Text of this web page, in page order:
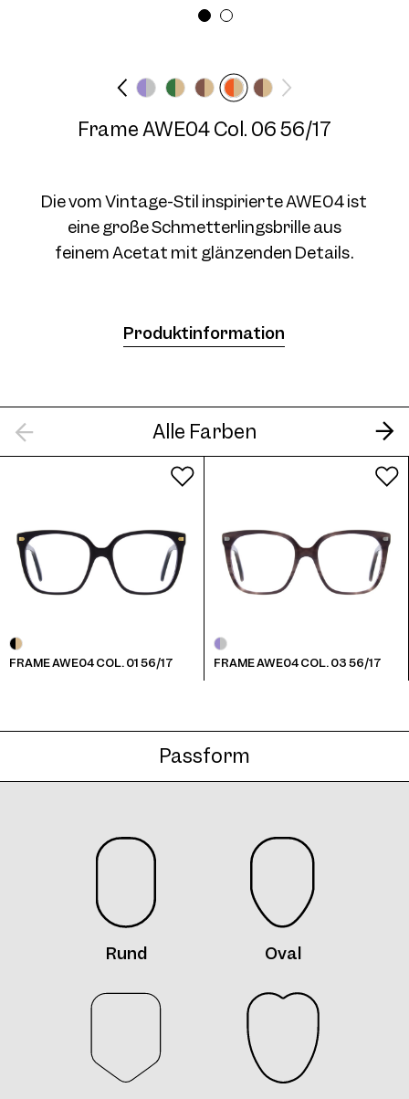
Frame AWE04 Col. 06 56/17
Die vom Vintage-Stil inspirierte AWE04 ist
eine große Schmetterlingsbrille aus
feinem Acetat mit glänzenden Details.
Produktinformation
Alle Farben
FRAME AWE04 COL. 01 56/17 FRAME AWE04 COL. 03 56/17
Passform
Rund Oval
Frame AWE04 Col. 04 56/17
Frame AWE04 Col. 06 56/17